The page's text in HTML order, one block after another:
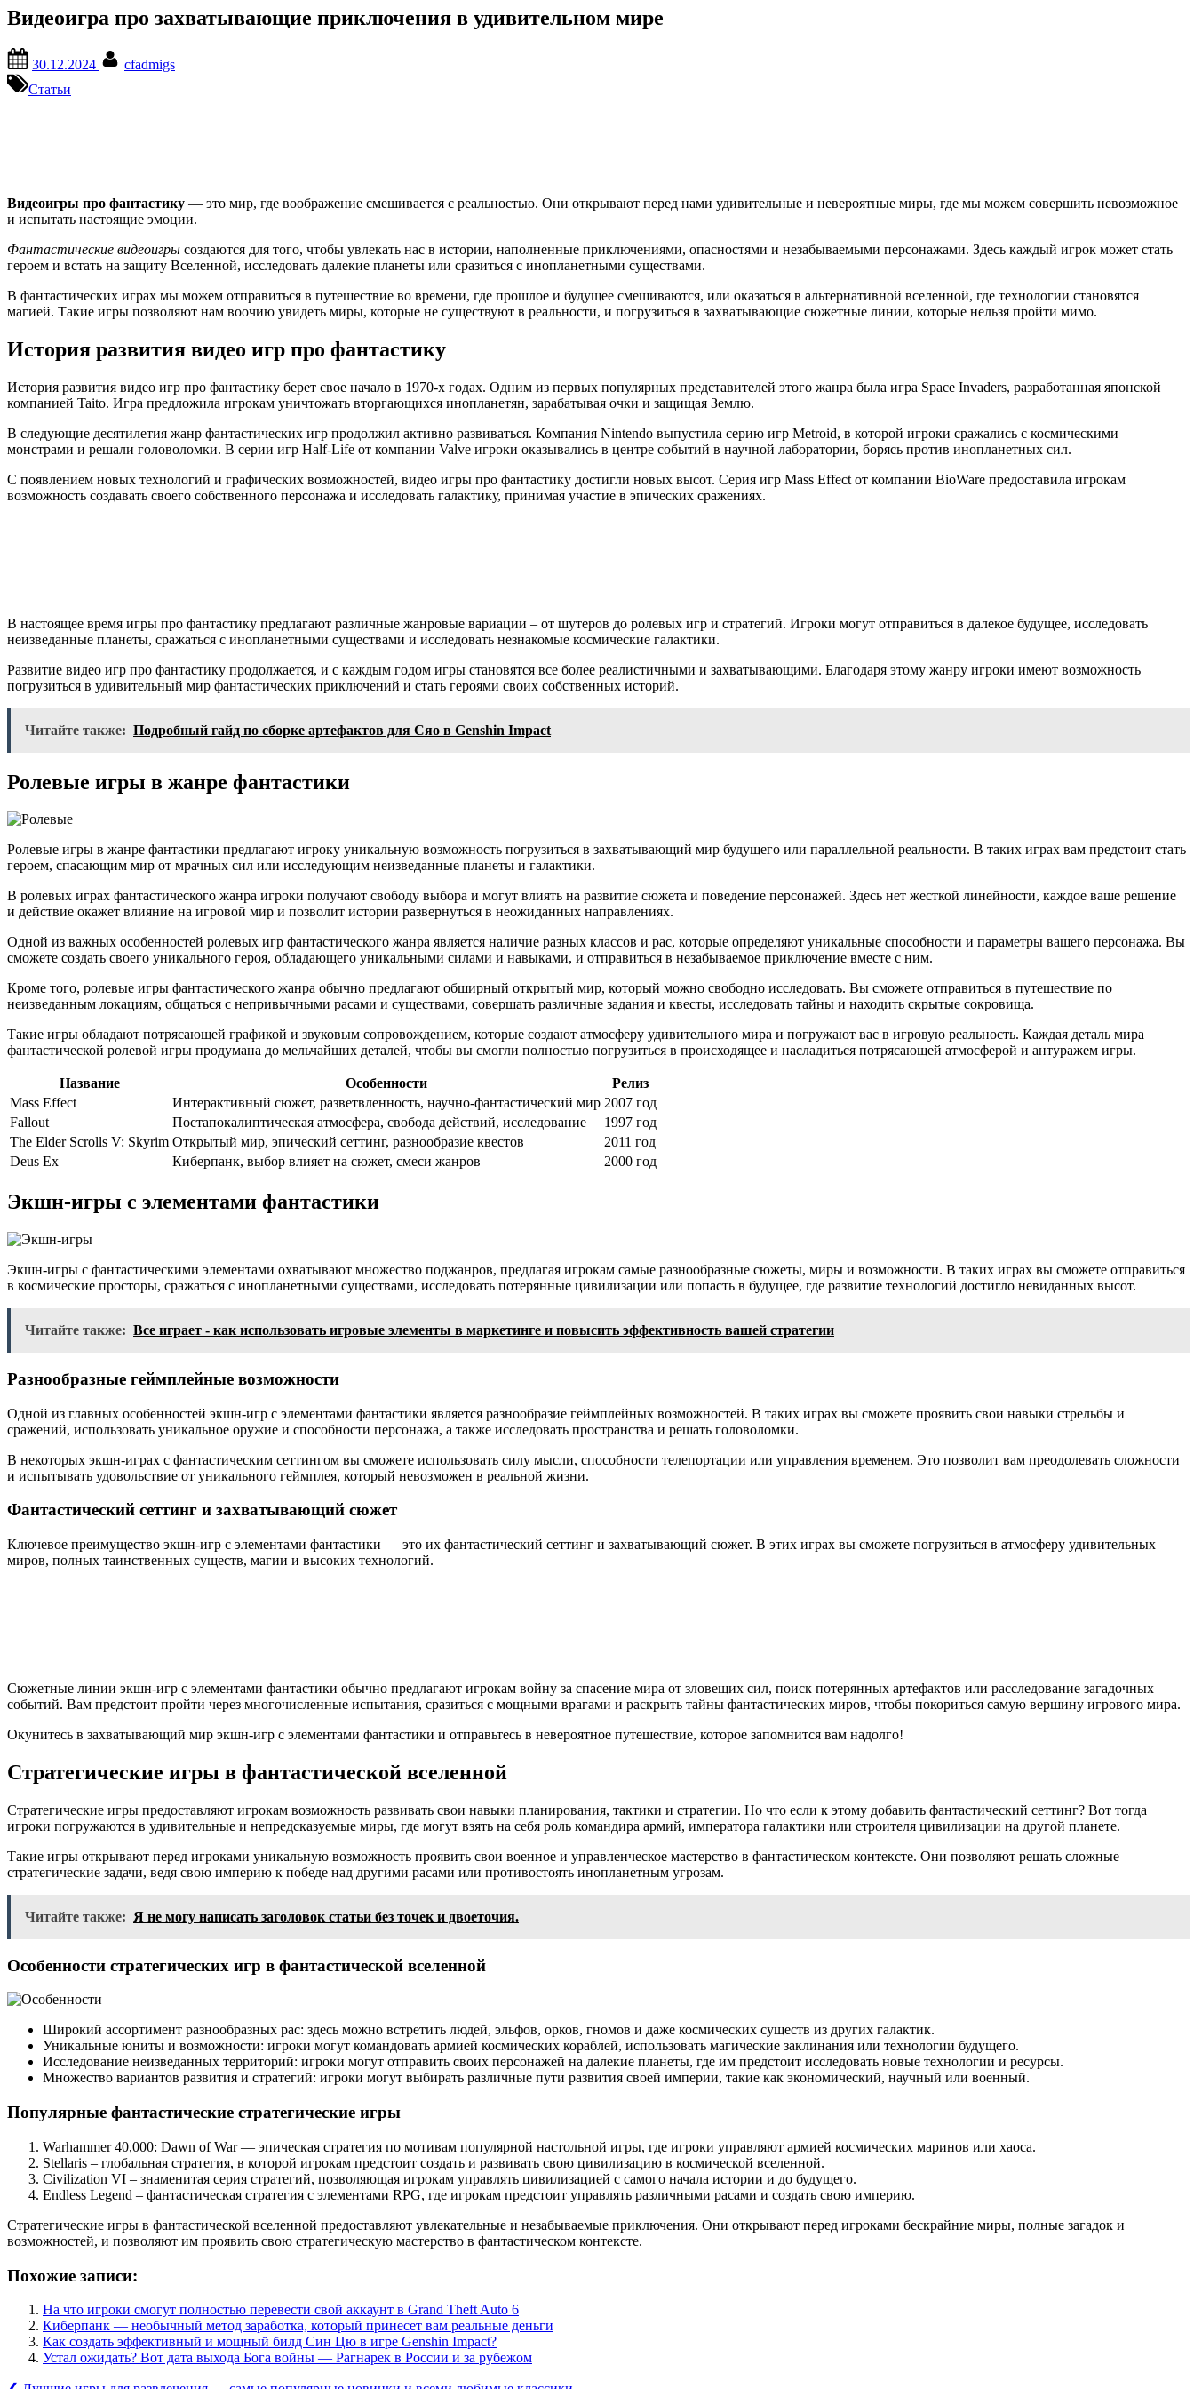
Видеоигра про захватывающие приключения в удивительном мире
on
30.12.2024
cfadmigs
Статьи
Видеоигры про фантастику — это мир, где воображение смешивается с реальностью. Они открывают перед нами удивительные и невероятные миры, где мы можем совершить невозможное
и испытать настоящие эмоции.
Фантастические видеоигры создаются для того, чтобы увлекать нас в истории, наполненные приключениями, опасностями и незабываемыми персонажами. Здесь каждый игрок может стать
героем и встать на защиту Вселенной, исследовать далекие планеты или сразиться с инопланетными существами.
В фантастических играх мы можем отправиться в путешествие во времени, где прошлое и будущее смешиваются, или оказаться в альтернативной вселенной, где технологии становятся
магией. Такие игры позволяют нам воочию увидеть миры, которые не существуют в реальности, и погрузиться в захватывающие сюжетные линии, которые нельзя пройти мимо.
История развития видео игр про фантастику
История развития видео игр про фантастику берет свое начало в 1970-х годах. Одним из первых популярных представителей этого жанра была игра Space Invaders, разработанная японской
компанией Taito. Игра предложила игрокам уничтожать вторгающихся инопланетян, зарабатывая очки и защищая Землю.
В следующие десятилетия жанр фантастических игр продолжил активно развиваться. Компания Nintendo выпустила серию игр Metroid, в которой игроки сражались с космическими
монстрами и решали головоломки. В серии игр Half-Life от компании Valve игроки оказывались в центре событий в научной лаборатории, борясь против инопланетных сил.
С появлением новых технологий и графических возможностей, видео игры про фантастику достигли новых высот. Серия игр Mass Effect от компании BioWare предоставила игрокам
возможность создавать своего собственного персонажа и исследовать галактику, принимая участие в эпических сражениях.
В настоящее время игры про фантастику предлагают различные жанровые вариации – от шутеров до ролевых игр и стратегий. Игроки могут отправиться в далекое будущее, исследовать
неизведанные планеты, сражаться с инопланетными существами и исследовать незнакомые космические галактики.
Развитие видео игр про фантастику продолжается, и с каждым годом игры становятся все более реалистичными и захватывающими. Благодаря этому жанру игроки имеют возможность
погрузиться в удивительный мир фантастических приключений и стать героями своих собственных историй.
Читайте также: Подробный гайд по сборке артефактов для Сяо в Genshin Impact
Ролевые игры в жанре фантастики
Ролевые игры в жанре фантастики предлагают игроку уникальную возможность погрузиться в захватывающий мир будущего или параллельной реальности. В таких играх вам предстоит стать
героем, спасающим мир от мрачных сил или исследующим неизведанные планеты и галактики.
В ролевых играх фантастического жанра игроки получают свободу выбора и могут влиять на развитие сюжета и поведение персонажей. Здесь нет жесткой линейности, каждое ваше решение
и действие окажет влияние на игровой мир и позволит истории развернуться в неожиданных направлениях.
Одной из важных особенностей ролевых игр фантастического жанра является наличие разных классов и рас, которые определяют уникальные способности и параметры вашего персонажа. Вы
сможете создать своего уникального героя, обладающего уникальными силами и навыками, и отправиться в незабываемое приключение вместе с ним.
Кроме того, ролевые игры фантастического жанра обычно предлагают обширный открытый мир, который можно свободно исследовать. Вы сможете отправиться в путешествие по
неизведанным локациям, общаться с непривычными расами и существами, совершать различные задания и квесты, исследовать тайны и находить скрытые сокровища.
Такие игры обладают потрясающей графикой и звуковым сопровождением, которые создают атмосферу удивительного мира и погружают вас в игровую реальность. Каждая деталь мира
фантастической ролевой игры продумана до мельчайших деталей, чтобы вы смогли полностью погрузиться в происходящее и насладиться потрясающей атмосферой и антуражем игры.
Название Особенности
Релиз
Mass Effect
Интерактивный сюжет, разветвленность, научно-фантастический мир 2007 год
Fallout
Постапокалиптическая атмосфера, свобода действий, исследование
1997 год
The Elder Scrolls V: Skyrim Открытый мир, эпический сеттинг, разнообразие квестов
2011 год
Deus Ex
Киберпанк, выбор влияет на сюжет, смеси жанров 2000 год
Экшн-игры с элементами фантастики
Экшн-игры с фантастическими элементами охватывают множество поджанров, предлагая игрокам самые разнообразные сюжеты, миры и возможности. В таких играх вы сможете отправиться
в космические просторы, сражаться с инопланетными существами, исследовать потерянные цивилизации или попасть в будущее, где развитие технологий достигло невиданных высот.
Читайте также: Все играет - как использовать игровые элементы в маркетинге и повысить эффективность вашей стратегии
Разнообразные геймплейные возможности
Одной из главных особенностей экшн-игр с элементами фантастики является разнообразие геймплейных возможностей. В таких играх вы сможете проявить свои навыки стрельбы и
сражений, использовать уникальное оружие и способности персонажа, а также исследовать пространства и решать головоломки.
В некоторых экшн-играх с фантастическим сеттингом вы сможете использовать силу мысли, способности телепортации или управления временем. Это позволит вам преодолевать сложности
и испытывать удовольствие от уникального геймплея, который невозможен в реальной жизни.
Фантастический сеттинг и захватывающий сюжет
Ключевое преимущество экшн-игр с элементами фантастики — это их фантастический сеттинг и захватывающий сюжет. В этих играх вы сможете погрузиться в атмосферу удивительных
миров, полных таинственных существ, магии и высоких технологий.
Сюжетные линии экшн-игр с элементами фантастики обычно предлагают игрокам войну за спасение мира от зловещих сил, поиск потерянных артефактов или расследование загадочных
событий. Вам предстоит пройти через многочисленные испытания, сразиться с мощными врагами и раскрыть тайны фантастических миров, чтобы покориться самую вершину игрового мира.
Окунитесь в захватывающий мир экшн-игр с элементами фантастики и отправьтесь в невероятное путешествие, которое запомнится вам надолго!
Стратегические игры в фантастической вселенной
Стратегические игры предоставляют игрокам возможность развивать свои навыки планирования, тактики и стратегии. Но что если к этому добавить фантастический сеттинг? Вот тогда
игроки погружаются в удивительные и непредсказуемые миры, где могут взять на себя роль командира армий, императора галактики или строителя цивилизации на другой планете.
Такие игры открывают перед игроками уникальную возможность проявить свои военное и управленческое мастерство в фантастическом контексте. Они позволяют решать сложные
стратегические задачи, ведя свою империю к победе над другими расами или противостоять инопланетным угрозам.
Читайте также: Я не могу написать заголовок статьи без точек и двоеточия.
Особенности стратегических игр в фантастической вселенной
Широкий ассортимент разнообразных рас: здесь можно встретить людей, эльфов, орков, гномов и даже космических существ из других галактик.
Уникальные юниты и возможности: игроки могут командовать армией космических кораблей, использовать магические заклинания или технологии будущего.
Исследование неизведанных территорий: игроки могут отправить своих персонажей на далекие планеты, где им предстоит исследовать новые технологии и ресурсы.
Множество вариантов развития и стратегий: игроки могут выбирать различные пути развития своей империи, такие как экономический, научный или военный.
Популярные фантастические стратегические игры
Warhammer 40,000: Dawn of War — эпическая стратегия по мотивам популярной настольной игры, где игроки управляют армией космических маринов или хаоса.
Stellaris – глобальная стратегия, в которой игрокам предстоит создать и развивать свою цивилизацию в космической вселенной.
Civilization VI – знаменитая серия стратегий, позволяющая игрокам управлять цивилизацией с самого начала истории и до будущего.
Endless Legend – фантастическая стратегия с элементами RPG, где игрокам предстоит управлять различными расами и создать свою империю.
Стратегические игры в фантастической вселенной предоставляют увлекательные и незабываемые приключения. Они открывают перед игроками бескрайние миры, полные загадок и
возможностей, и позволяют им проявить свою стратегическую мастерство в фантастическом контексте.
Похожие записи:
На что игроки смогут полностью перевести свой аккаунт в Grand Theft Auto 6
Киберпанк — необычный метод заработка, который принесет вам реальные деньги
Как создать эффективный и мощный билд Син Цю в игре Genshin Impact?
Устал ожидать? Вот дата выхода Бога войны — Рагнарек в России и за рубежом